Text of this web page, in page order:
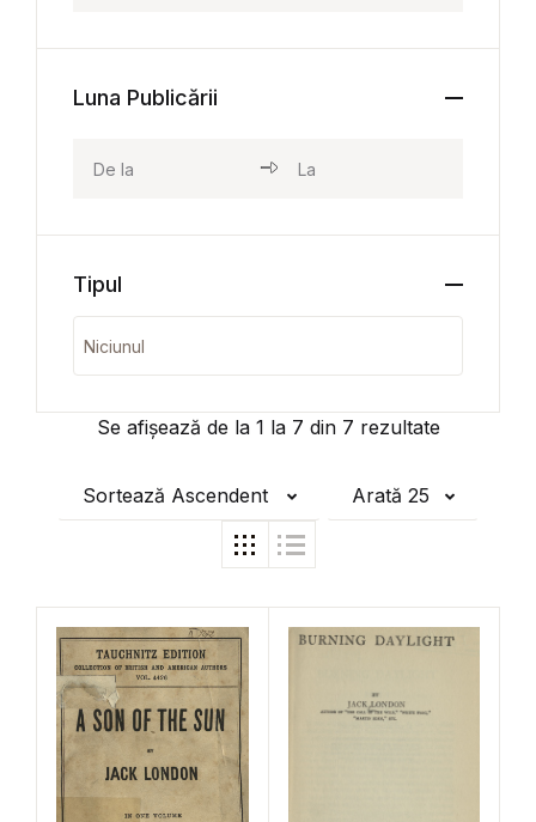
Se afișează de la 1 la 7 din 7 rezultate
Sortează Ascendent Arată 25
Luna Publicării
Tipul